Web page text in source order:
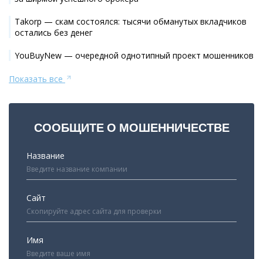
Takorp — скам состоялся: тысячи обманутых вкладчиков
остались без денег
YouBuyNew — очередной однотипный проект мошенников
Показать все
СООБЩИТЕ О МОШЕННИЧЕСТВЕ
Название
Сайт
Имя